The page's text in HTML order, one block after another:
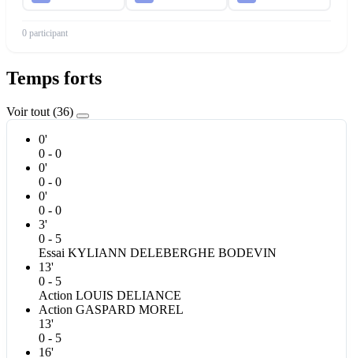
0 participant
Temps forts
Voir tout (36)
0'
0 - 0
0'
0 - 0
0'
0 - 0
3'
0 - 5
Essai KYLIANN DELEBERGHE BODEVIN
13'
0 - 5
Action LOUIS DELIANCE
Action GASPARD MOREL
13'
0 - 5
16'